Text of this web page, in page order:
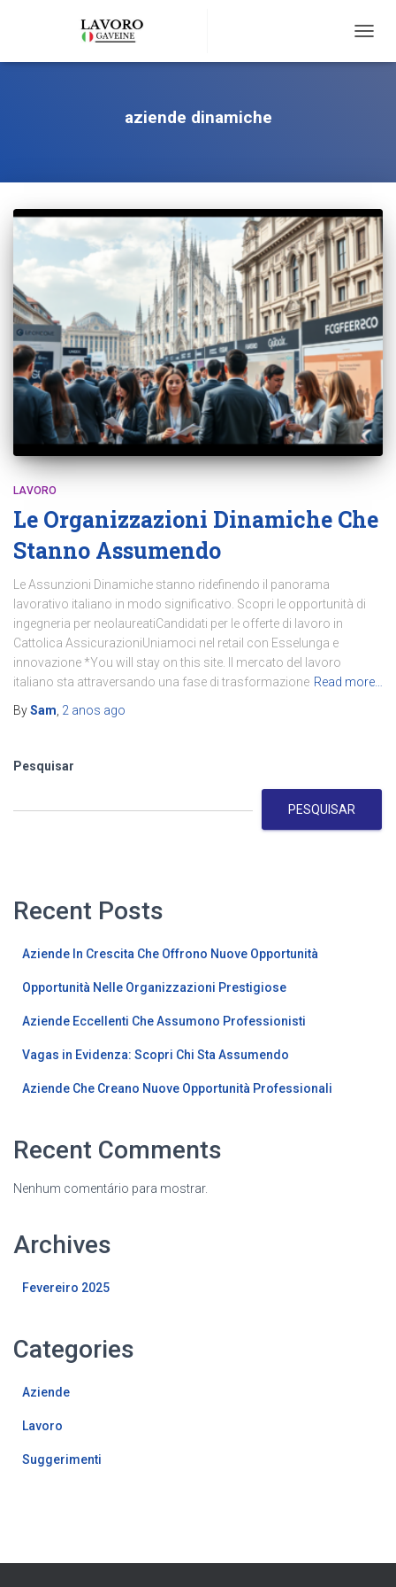
aziende dinamiche
LAVORO
Le Organizzazioni Dinamiche Che
Stanno Assumendo
Le Assunzioni Dinamiche stanno ridefinendo il panorama
lavorativo italiano in modo significativo. Scopri le opportunità di
ingegneria per neolaureatiCandidati per le offerte di lavoro in
Cattolica AssicurazioniUniamoci nel retail con Esselunga e
innovazione *You will stay on this site. Il mercato del lavoro
italiano sta attraversando una fase di trasformazione Read more…
BySam 2 anos ago
Pesquisar
PESQUISAR
Recent Posts
Aziende In Crescita Che Offrono Nuove Opportunità
Opportunità Nelle Organizzazioni Prestigiose
Aziende Eccellenti Che Assumono Professionisti
Vagas in Evidenza: Scopri Chi Sta Assumendo
Aziende Che Creano Nuove Opportunità Professionali
Recent Comments
Nenhum comentário para mostrar.
Archives
Fevereiro 2025
Categories
Aziende
Lavoro
Suggerimenti